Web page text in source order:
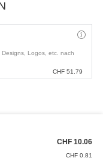
Logos, etc. nach
CHF 51.79
CHF 10.06
CHF 0.81